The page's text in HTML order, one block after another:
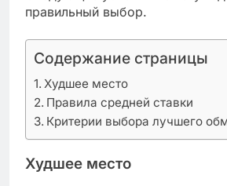
правильный выбор.
Содержание страницы
Худшее место
Правила средней ставки
Критерии выбора лучшего
Худшее место